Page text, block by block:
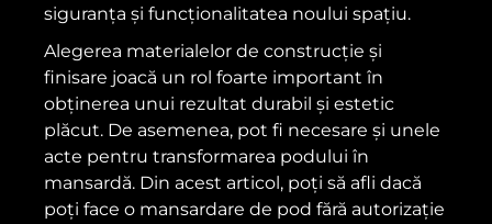
siguranța și funcționalitatea noului spațiu.
Alegerea materialelor de construcție și
finisare joacă un rol foarte important în
obținerea unui rezultat durabil și estetic
plăcut. De asemenea, pot fi necesare și unele
acte pentru transformarea podului în
mansardă. Din acest articol, poți să afli dacă
poți face o mansardare de pod fără autorizație